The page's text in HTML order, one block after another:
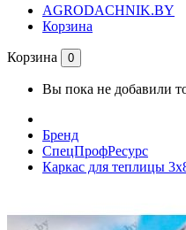
AGRODACHNIK.BY
Корзина
Корзина 0
Вы пока не добавили
Бренд
СпецПрофРесурс
Каркас для теплицы